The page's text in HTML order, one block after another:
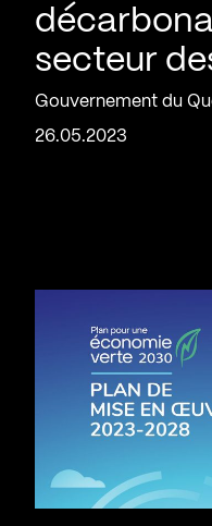
secteur
Gouvernement du
26.05.2023